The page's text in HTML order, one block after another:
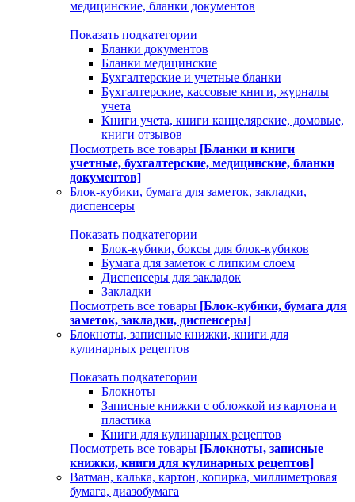
медицинские, бланки документов
Показать подкатегории
Бланки документов
Бланки медицинские
Бухгалтерские и учетные бланки
Бухгалтерские, кассовые книги, журналы
учета
Книги учета, книги канцелярские, домовые,
книги отзывов
Посмотреть все товары [Бланки и книги
учетные, бухгалтерские, медицинские, бланки
документов]
Блок-кубики, бумага для заметок, закладки,
диспенсеры
Показать подкатегории
Блок-кубики, боксы для блок-кубиков
Бумага для заметок с липким слоем
Диспенсеры для закладок
Закладки
Посмотреть все товары [Блок-кубики, бумага для
заметок, закладки, диспенсеры]
Блокноты, записные книжки, книги для
кулинарных рецептов
Показать подкатегории
Блокноты
Записные книжки с обложкой из картона и
пластика
Книги для кулинарных рецептов
Посмотреть все товары [Блокноты, записные
книжки, книги для кулинарных рецептов]
Ватман, калька, картон, копирка, миллиметровая
бумага, диазобумага